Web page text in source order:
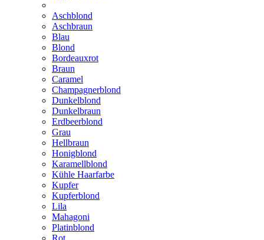
Aschblond
Aschbraun
Blau
Blond
Bordeauxrot
Braun
Caramel
Champagnerblond
Dunkelblond
Dunkelbraun
Erdbeerblond
Grau
Hellbraun
Honigblond
Karamellblond
Kühle Haarfarbe
Kupfer
Kupferblond
Lila
Mahagoni
Platinblond
Rot